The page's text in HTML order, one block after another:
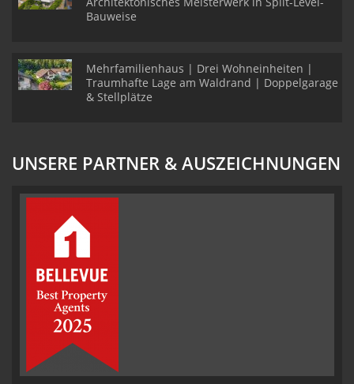
Bauweise
Mehrfamilienhaus | Drei Wohneinheiten |
Traumhafte Lage am Waldrand | Doppelgarage
& Stellplätze
UNSERE PARTNER & AUSZEICHNUNGEN